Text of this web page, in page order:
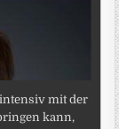
mit der
kann,